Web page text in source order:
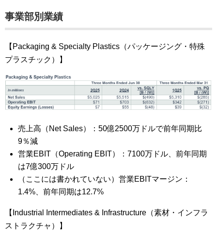
事業部別業績
【Packaging & Specialty Plastics（パッケージング・特殊
プラスチック）】
売上高（Net Sales）：50億2500万ドルで前年同期比
9％減
営業EBIT（Operating EBIT）：7100万ドル、前年同期
は7億300万ドル
（ここには書かれていない）営業EBITマージン：
1.4%、前年同期は12.7%
【Industrial Intermediates & Infrastructure（素材・インフラ
ストラクチャ）】